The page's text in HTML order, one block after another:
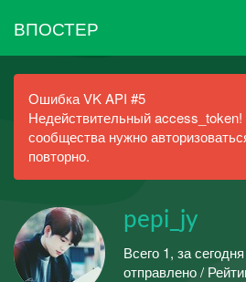
ВПОСТЕР
Ошибка VK API #5
Недействительный
сообщества нужно
повторно.
pepi_jy
Всего 1, за
отправлено /